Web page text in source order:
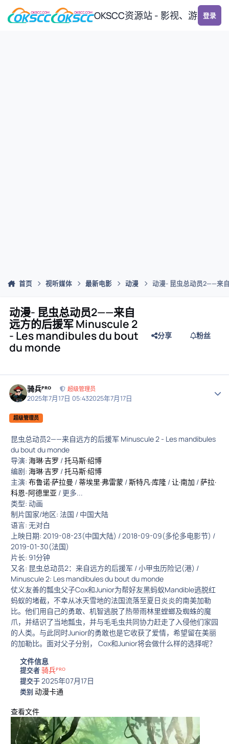
跳转到帖子
OKSCC资源站 - 影视、游戏、
登录
首页 视听媒体 最新电影 动漫 动漫- 昆虫总动员2——来
动漫- 昆虫总动员2——来自
远方的后援军 Minuscule 2
- Les mandibules du bout
du monde
分享 粉丝
骑兵ᴾᴿᴼ 超级管理员
2025年7月17日 05:432025年7月17日
超级管理员
昆虫总动员2——来自远方的后援军 Minuscule 2 - Les mandibules
du bout du monde
导演: 海琳·吉罗 /托马斯·绍博
编剧: 海琳·吉罗 /托马斯·绍博
主演: 布鲁诺·萨拉曼 /蒂埃里·弗雷蒙 /斯特凡·库隆 /让·南加 /萨拉·
科恩-阿德里亚 / 更多...
类型: 动画
制片国家/地区: 法国 / 中国大陆
语言: 无对白
上映日期: 2019-08-23(中国大陆) / 2018-09-09(多伦多电影节) /
2019-01-30(法国)
片长: 91分钟
又名: 昆虫总动员2：来自远方的后援军 / 小甲虫历险记(港) /
Minuscule 2: Les mandibules du bout du monde
仗义友善的瓢虫父子Cox和Junior为帮好友黑蚂蚁Mandible逃脱红
蚂蚁的堵截，不幸从冰天雪地的法国流落至夏日炎炎的南美加勒
比。他们用自己的勇敢、机智逃脱了热带雨林里螳螂及蜘蛛的魔
爪，并结识了当地瓢虫，并与毛毛虫共同协力赶走了入侵他们家园
的人类。与此同时Junior的勇敢也是它收获了爱情，希望留在美丽
的加勒比。面对父子分别， Cox和Junior将会做什么样的选择呢？
文件信息
提交者骑兵ᴾᴿᴼ
提交于2025年07月17日
类别动漫卡通
查看文件